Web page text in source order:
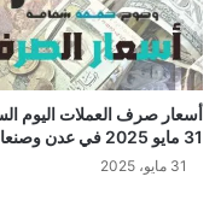
أسعار صرف العملات اليوم
31 مايو 2025 في عدن وصنعاء
31 مايو، 2025